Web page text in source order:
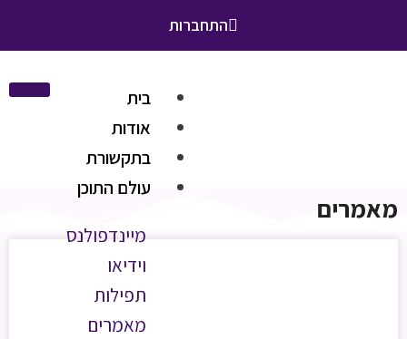
התחברות
בית
אודות
בתקשורת
עולם התוכן
מיינדפולנס
וידיאו
תפילות
מאמרים
מאמרים